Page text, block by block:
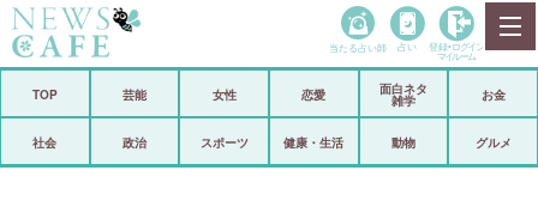
政治
当たる占い師 占い 登録• ログイン
マイルーム
TOP 芸能 女性 恋愛
面白ネタ
雑学
お金
社会 政治 スポーツ 健康・生活 動物 グルメ